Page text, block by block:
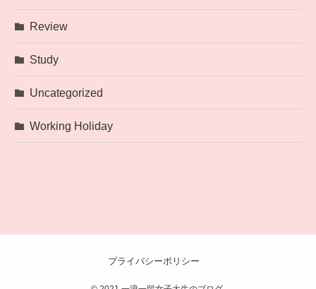
Review
Study
Uncategorized
Working Holiday
プライバシーポリシー